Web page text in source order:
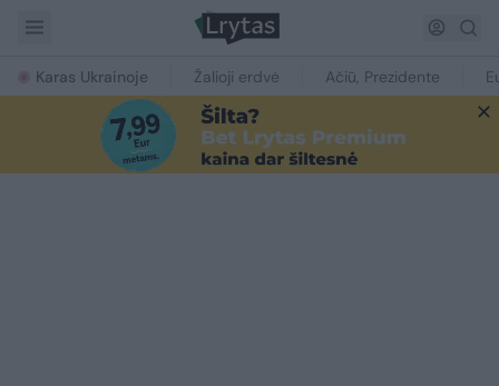
Karas Ukrainoje Žalioji erdvė Ačiū, Prezidente